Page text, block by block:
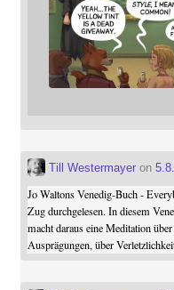
Till Westermayeron
Jo Waltons Venedig-Buch -
Zug durchgelesen. In diesem
macht daraus eine Meditation
Ausprägungen, über